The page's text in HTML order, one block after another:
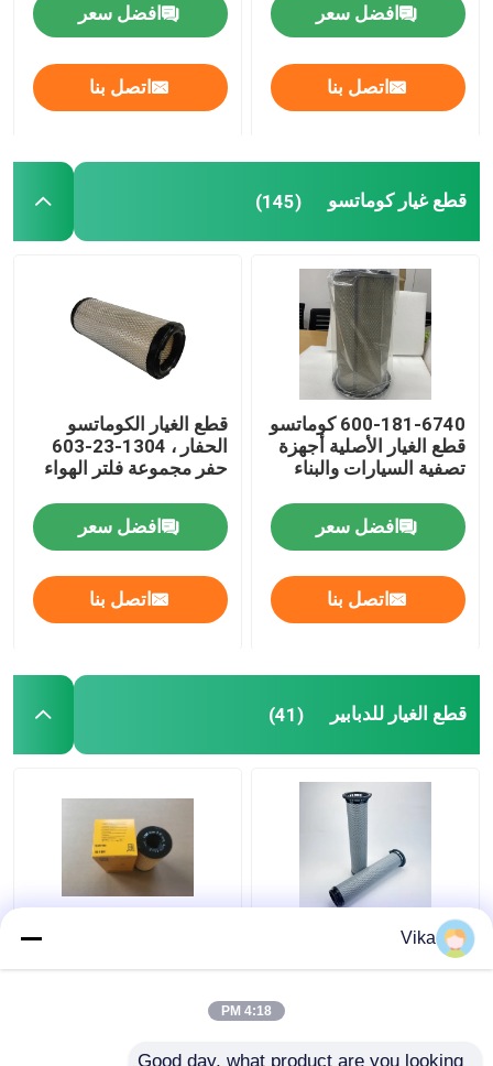
افضل سعر
اتصل بنا
افضل سعر
اتصل بنا
قطع غيار كوماتسو (145)
600-181-6740 كوماتسو
قطع الغيار الأصلية أجهزة
تصفية السيارات والبناء
افضل سعر
اتصل بنا
قطع الغيار الكوماتسو
الحفار ، 1304-23-603
حفر مجموعة فلتر الهواء
افضل سعر
اتصل بنا
قطع الغيار للدبابير (41)
وقود فاصل المياه الهندسة
مرشح الوقود عالي الأداء ،
Vika
4:18 PM
Good day, what product are you looking